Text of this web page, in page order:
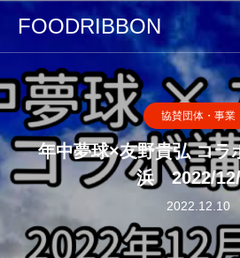
FOODRIBBON
協賛団体・事業
年中夢球×友野貴弘 コ
浜 2022/
2022.12.10